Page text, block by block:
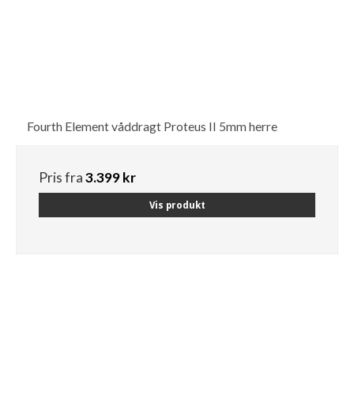
Fourth Element våddragt Proteus II 5mm herre
Pris fra3.399 kr
Vis produkt